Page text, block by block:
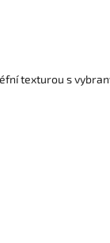
texturou s